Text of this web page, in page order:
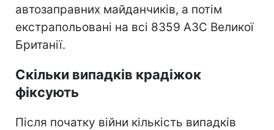
автозаправних майданчиків, а потім
екстрапольовані на всі 8359 АЗС Великої
Британії.
Скільки випадків крадіжок
фіксують
Після початку війни кількість випадків